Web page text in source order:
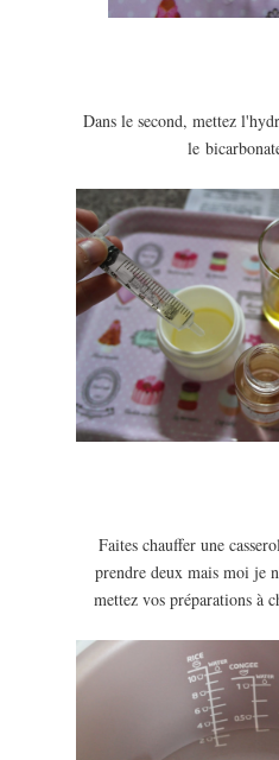
Dans le second, mettez l'
le
Faites chauffer une
prendre deux mais moi je
mettez vos préparations à